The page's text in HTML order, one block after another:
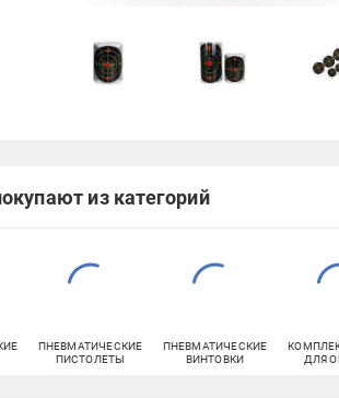
из категорий
ПНЕВМАТИЧЕСКИЕ
ПИСТОЛЕТЫ
ПНЕВМАТИЧЕСКИЕ
ВИНТОВКИ
ДЛЯ